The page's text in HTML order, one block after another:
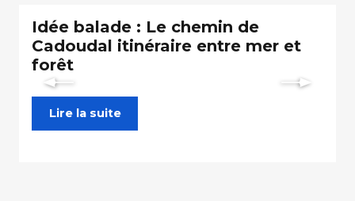
Idée balade : Le chemin de
Cadoudal itinéraire entre mer et
forêt
Lire la suite